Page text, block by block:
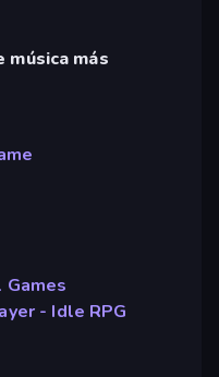
música más
- Idle RPG